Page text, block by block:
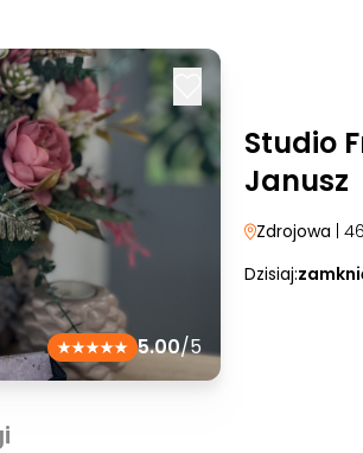
5.00/5
Studio
Janusz
Zdrojowa |
Dzisiaj: